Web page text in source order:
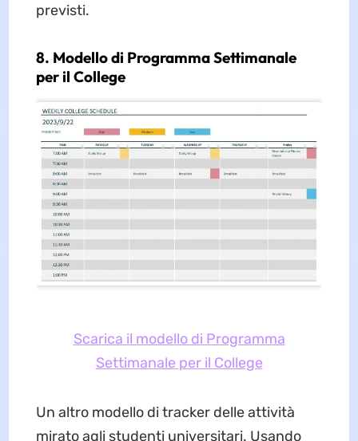
previsti.
8. Modello di Programma Settimanale
per il College
Scarica il modello di Programma
Settimanale per il College
Un altro modello di tracker delle attività
mirato agli studenti universitari. Usando